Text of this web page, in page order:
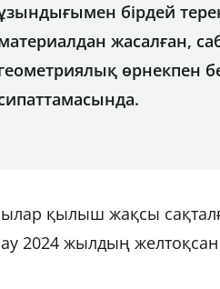
бірдей
жасалған,
өрнекпен
қылыш жақсы
2024 жылдың